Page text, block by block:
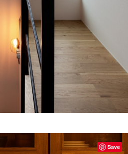
Save